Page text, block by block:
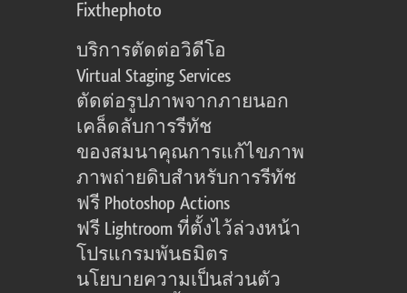
Fixthephoto
บริการตัดต่อวิดีโอ
Virtual Staging Services
ตัดต่อรูปภาพจากภายนอก
เคล็ดลับการรีทัช
ของสมนาคุณการแก้ไขภาพ
ภาพถ่ายดิบสำหรับการรีทัช
ฟรี Photoshop Actions
ฟรี Lightroom ที่ตั้งไว้ล่วงหน้า
โปรแกรมพันธมิตร
นโยบายความเป็นส่วนตัว